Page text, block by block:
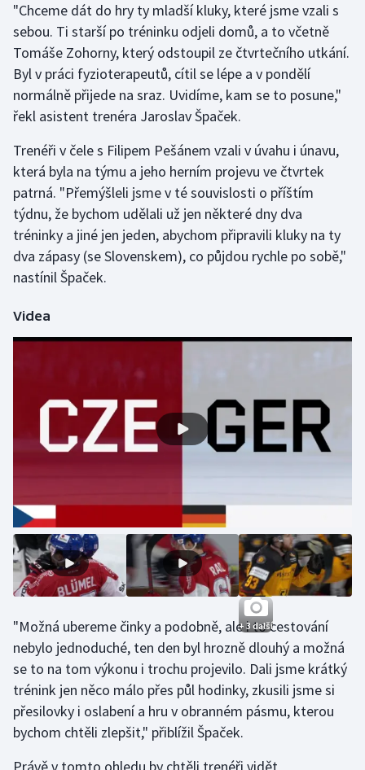
Golf
Gymnastika
Házená
Jezdectví
Judo
Krasobruslení
Lezení
Lyže a snowboard
Olympijské hry
Plavání
Plážový volejbal
Ragby
Rychlobruslení
Rychlostní kanoistika
Short track
Sportovní střelba
"Chceme dát do hry ty mladší kluky, které jsme vzali s
sebou. Ti starší po tréninku odjeli domů, a to včetně
Tomáše Zohorny, který odstoupil ze čtvrtečního utkání.
Byl v práci fyzioterapeutů, cítil se lépe a v pondělí
normálně přijede na sraz. Uvidíme, kam se to posune,"
řekl asistent trenéra Jaroslav Špaček.
Trenéři v čele s Filipem Pešánem vzali v úvahu i únavu,
která byla na týmu a jeho herním projevu ve čtvrtek
patrná. "Přemýšleli jsme v té souvislosti o příštím
týdnu, že bychom udělali už jen některé dny dva
tréninky a jiné jen jeden, abychom připravili kluky na ty
dva zápasy (se Slovenskem), co půjdou rychle po sobě,"
nastínil Špaček.
Videa
+ 3 další
"Možná ubereme činky a podobně, ale i to cestování
nebylo jednoduché, ten den byl hrozně dlouhý a možná
se to na tom výkonu i trochu projevilo. Dali jsme krátký
trénink jen něco málo přes půl hodinky, zkusili jsme si
přesilovky i oslabení a hru v obranném pásmu, kterou
bychom chtěli zlepšit," přiblížil Špaček.
Právě v tomto ohledu by chtěli trenéři vidět